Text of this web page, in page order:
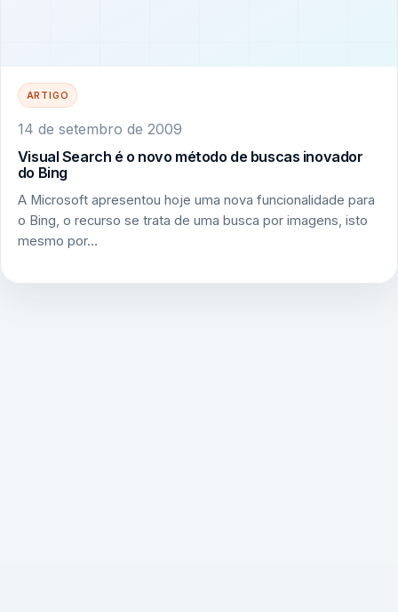
ARTIGO
14 de setembro de 2009
Visual Search é o novo método de buscas inovador
do Bing
A Microsoft apresentou hoje uma nova funcionalidade para
o Bing, o recurso se trata de uma busca por imagens, isto
mesmo por…